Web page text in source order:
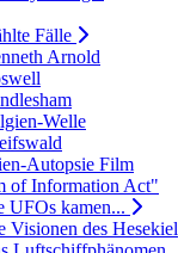
Fälle
Arnold
Welle
Autopsie Film
of Information Act"
UFOs kamen...
Visionen des Hesekiel